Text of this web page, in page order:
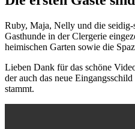
Ruby, Maja, Nelly und die seidig-
Gasthunde in der Clergerie
heimischen Garten sowie die
Lieben Dank für das schöne
der auch das neue
stammt.